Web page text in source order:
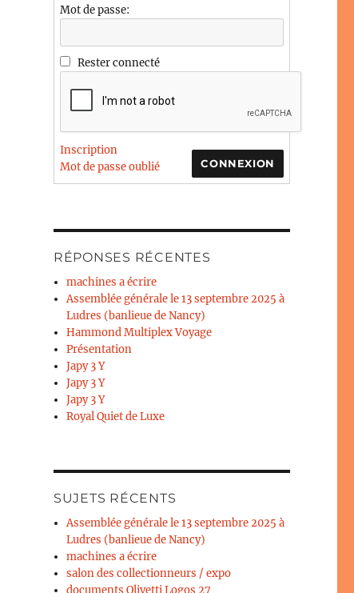
Mot de passe:
Rester connecté
CONNEXION
Inscription
Mot de passe oublié
RÉPONSES RÉCENTES
machines a écrire
Assemblée générale le 13 septembre 2025 à
Ludres (banlieue de Nancy)
Hammond Multiplex Voyage
Présentation
Japy 3 Y
Japy 3 Y
Japy 3 Y
Royal Quiet de Luxe
SUJETS RÉCENTS
Assemblée générale le 13 septembre 2025 à
Ludres (banlieue de Nancy)
machines a écrire
salon des collectionneurs / expo
documents Olivetti Logos 27